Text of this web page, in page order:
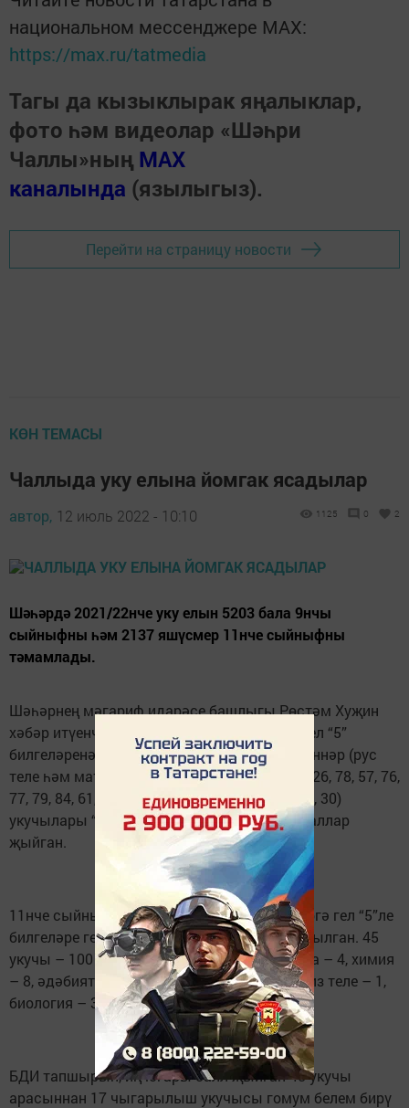
национальном мессенджере MАХ:
https://max.ru/tatmedia
Тагы да кызыклырак яңалыклар,
фото һәм видеолар «Шәһри
Чаллы»ның MAX
каналында (язылыгыз).
Перейти на страницу новости
КӨН ТЕМАСЫ
Чаллыда уку елына йомгак ясадылар
автор, 12 июль 2022 - 10:10 1125 0 2
Шәһәрдә 2021/22нче уку елын 5203 бала 9нчы
сыйныфны һәм 2137 яшүсмер 11нче сыйныфны
тәмамлады.
Шәһәрнең мәгариф идарәсе башлыгы Рөстәм Хуҗин
хәбәр итүенчә, 241 бала 9нчы сыйныфны гел “5”
билгеләренә генә тәмамлаган. Мәҗбүри фәннәр (рус
теле һәм математика) буенча 20 мәктәп (№26, 78, 57, 76,
77, 79, 84, 61, 54, 56, 60, 42, 52, 39, 53, 18, 2, 41, 30)
укучылары “4”ле һәм аннан да югарырак баллар
җыйган.
11нче сыйныфны тәмамлаган 226 яшүсмергә гел “5”ле
билгеләре генә булган аттестатлар тапшырылган. 45
укучы – 100 балл (рус теле – 19, математика – 4, химия
– 8, әдәбият – 6, җәмгыять белеме - 4, инглиз теле – 1,
биология – 3) җыйган.
БДИ тапшырып, иң югары балл җыйган 45 укучы
арасыннан 17 чыгарылыш укучысы гомум белем бирү